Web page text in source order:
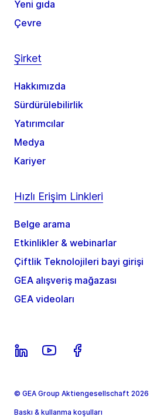
Yeni gıda
Çevre
Şirket
Hakkımızda
Sürdürülebilirlik
Yatırımcılar
Medya
Kariyer
Hızlı Erişim Linkleri
Belge arama
Etkinlikler & webinarlar
Çiftlik Teknolojileri bayi girişi
GEA alışveriş mağazası
GEA videoları
© GEA Group Aktiengesellschaft 2026
Baskı & kullanma koşulları